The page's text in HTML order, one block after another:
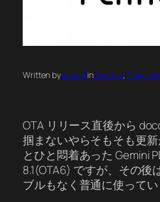
Written byatmarkinAndroid, Gemini/
OTA リリース直後から
掴まないやらそもそも更
とひと悶着あった Gemini
8.1(OTA6) ですが、その後
ブルもなく普通に使ってい